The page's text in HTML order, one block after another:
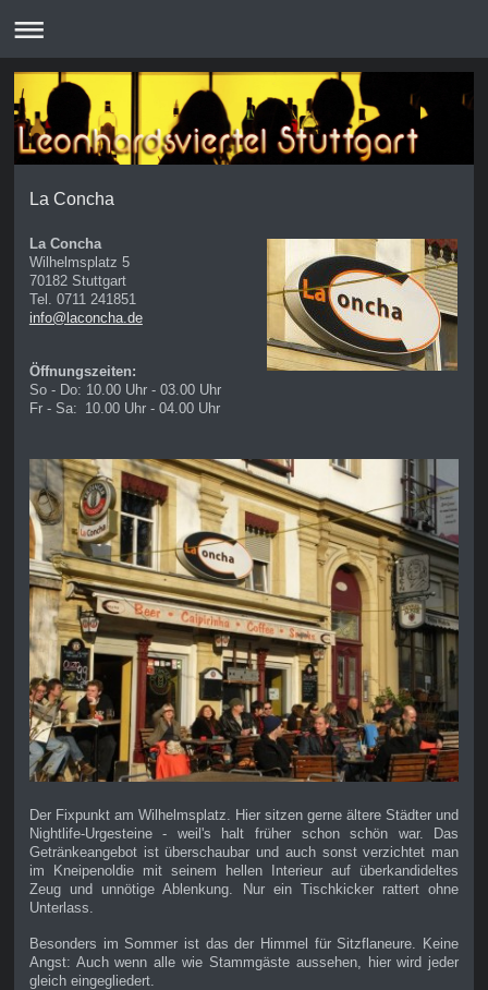
La Concha
La Concha
Wilhelmsplatz 5
70182Stuttgart
Tel. 0711 241851
info@laconcha.de
Öffnungszeiten:
So - Do: 10.00 Uhr - 03.00 Uhr
Fr - Sa: 10.00 Uhr - 04.00 Uhr
Der Fixpunkt am Wilhelmsplatz. Hier sitzen gerne ältere Städter und
Nightlife-Urgesteine - weil's halt früher schon schön war. Das
Getränkeangebot ist überschaubar und auch sonst verzichtet man
im Kneipenoldie mit seinem hellen Interieur auf überkandideltes
Zeug und unnötige Ablenkung. Nur ein Tischkicker rattert ohne
Unterlass.
Besonders im Sommer ist das der Himmel für Sitzflaneure. Keine
Angst: Auch wenn alle wie Stammgäste aussehen, hier wird jeder
gleich eingegliedert.